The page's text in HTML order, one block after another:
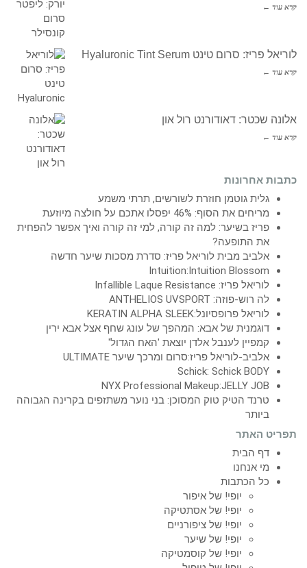
קרא עוד ←
לוריאל פריז: סרום טינט Hyaluronic Tint Serum
קרא עוד ←
אלונה שכטר: דאודורנט רול און
קרא עוד ←
כתבות אחרונות
גלית גוטמן חוזרת לשורשים, תרתי משמע
מריחים את הסוף: 46% יפסלו אתכם על חולצה מיוזעת
פריז בשיער: למה זה קורה, למי זה קורה ואיך אפשר להפחית
את התופעה?
אלביב מבית לוריאל פריז: סדרת מסכות שיער חדשה
Intuition:Intuition Blossom
לוריאל פריז: Infallible Laque Resistance
לה רוש-פוזה: ANTHELIOS UVSPORT
לוריאל פרופסיונל:KERATIN ALPHA SLEEK
דוגמנית של אבא: המהפך של עונג שחף אצל אבא ירין
קמפיין לענבל אלדן יוצאת 'האח הגדול'
אלביב-לוריאל פריז:סרום ומרכך שיער ULTIMATE
Schick: Schick BODY
NYX Professional Makeup:JELLY JOB
טרנד הטיק טוק המסוכן: בני נוער משתזפים בקרינה הגבוהה
ביותר
תפריט האתר
דף הבית
מי אנחנו
כל הכתבות
יופי! של איפור
יופי! של אסתטיקה
יופי! של ציפורניים
יופי! של שיער
יופי! של קוסמטיקה